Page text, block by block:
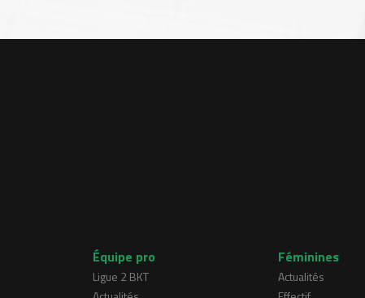
Équipe pro
Ligue 2 BKT
Féminines
Actualités